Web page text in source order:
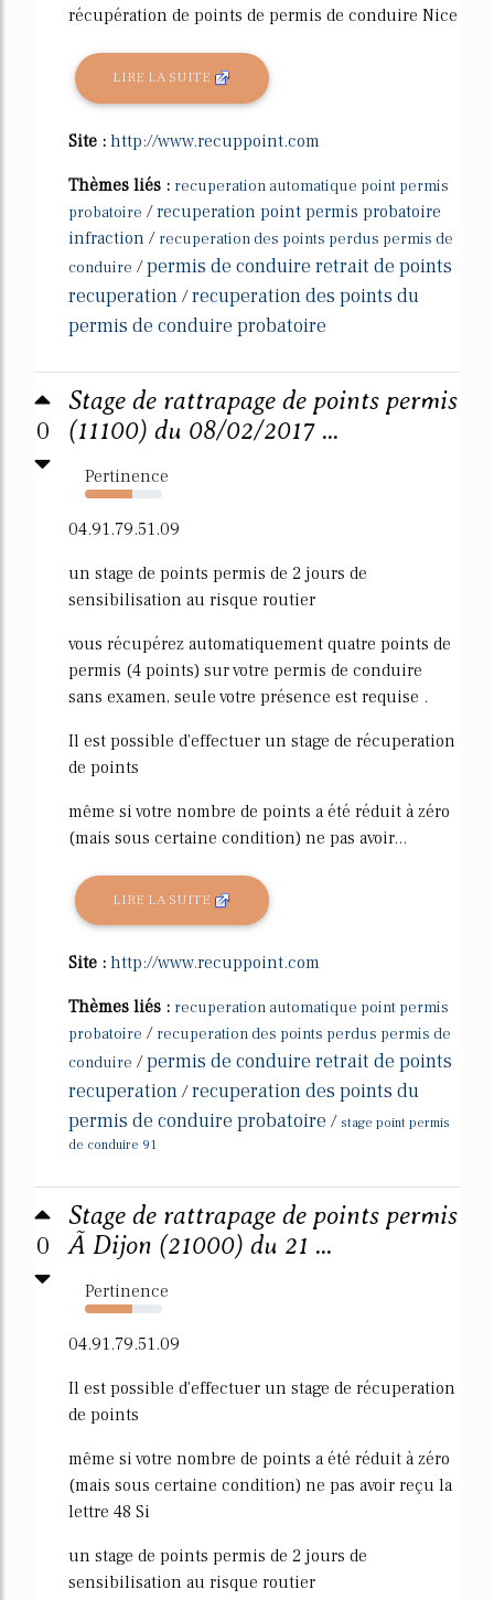
récupération de points de permis de conduire Nice
LIRE LA SUITE
Site : http://www.recuppoint.com
Thèmes liés : recuperation automatique point permis
probatoire /recuperation point permis probatoire
infraction / recuperation des points perdus permis de
conduire /permis de conduire retrait de points
recuperation /recuperation des points du
permis de conduire probatoire
0
Stage de rattrapage de points permis
(11100) du 08/02/2017 ...
Pertinence
61%
04.91.79.51.09
un stage de points permis de 2 jours de
sensibilisation au risque routier
vous récupérez automatiquement quatre points de
permis (4 points) sur votre permis de conduire
sans examen, seule votre présence est requise .
Il est possible d'effectuer un stage de récuperation
de points
même si votre nombre de points a été réduit à zéro
(mais sous certaine condition) ne pas avoir...
LIRE LA SUITE
Site : http://www.recuppoint.com
Thèmes liés : recuperation automatique point permis
probatoire / recuperation des points perdus permis de
conduire /permis de conduire retrait de points
recuperation /recuperation des points du
permis de conduire probatoire / stage point permis
de conduire 91
0
Stage de rattrapage de points permis
Ã Dijon (21000) du 21 ...
Pertinence
61%
04.91.79.51.09
Il est possible d'effectuer un stage de récuperation
de points
même si votre nombre de points a été réduit à zéro
(mais sous certaine condition) ne pas avoir reçu la
lettre 48 Si
un stage de points permis de 2 jours de
sensibilisation au risque routier